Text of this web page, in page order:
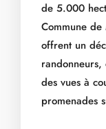
de 5.000
Commune de
offrent un
des vues à
promenades